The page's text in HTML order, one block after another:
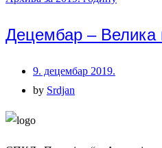
Децембар – Велика
9. децембар 2019.
by Srdjan